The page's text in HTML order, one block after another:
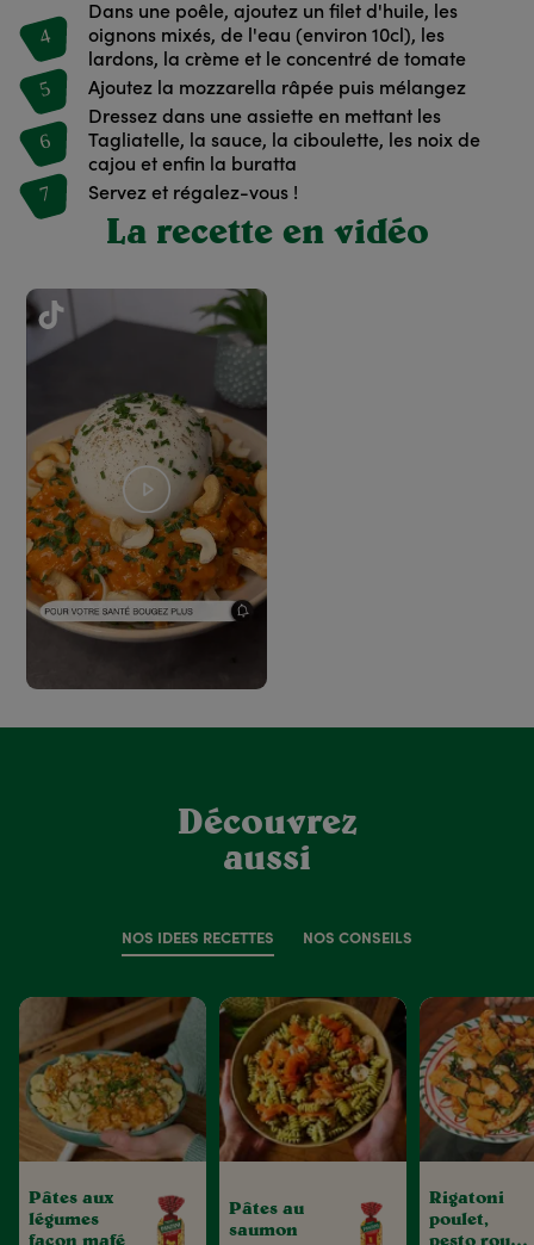
4
Dans une poêle, ajoutez un filet d'huile, les
oignons mixés, de l'eau (environ 10cl), les
lardons, la crème et le concentré de tomate
5 Ajoutez la mozzarella râpée puis mélangez
6
Dressez dans une assiette en mettant les
Tagliatelle, la sauce, la ciboulette, les noix de
cajou et enfin la buratta
7 Servez et régalez-vous !
La recette en vidéo
Découvrez
aussi
NOS IDÉES RECETTES NOS CONSEILS
Pâtes aux
légumes
façon mafé
Pâtes au
saumon
Rigatoni
poulet,
pesto rouge